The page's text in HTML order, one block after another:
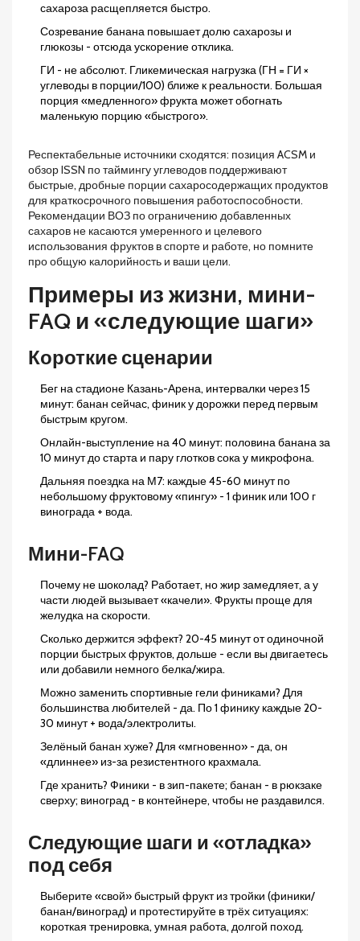
сахароза расщепляется быстро.
Созревание банана повышает долю сахарозы и
глюкозы - отсюда ускорение отклика.
ГИ - не абсолют. Гликемическая нагрузка (ГН = ГИ ×
углеводы в порции/100) ближе к реальности. Большая
порция «медленного» фрукта может обогнать
маленькую порцию «быстрого».
Респектабельные источники сходятся: позиция ACSM и
обзор ISSN по таймингу углеводов поддерживают
быстрые, дробные порции сахаросодержащих продуктов
для краткосрочного повышения работоспособности.
Рекомендации ВОЗ по ограничению добавленных
сахаров не касаются умеренного и целевого
использования фруктов в спорте и работе, но помните
про общую калорийность и ваши цели.
Примеры из жизни, мини-
FAQ и «следующие шаги»
Короткие сценарии
Бег на стадионе Казань-Арена, интервалки через 15
минут: банан сейчас, финик у дорожки перед первым
быстрым кругом.
Онлайн-выступление на 40 минут: половина банана за
10 минут до старта и пару глотков сока у микрофона.
Дальняя поездка на М7: каждые 45-60 минут по
небольшому фруктовому «пингу» - 1 финик или 100 г
винограда + вода.
Мини-FAQ
Почему не шоколад? Работает, но жир замедляет, а у
части людей вызывает «качели». Фрукты проще для
желудка на скорости.
Сколько держится эффект? 20-45 минут от одиночной
порции быстрых фруктов, дольше - если вы двигаетесь
или добавили немного белка/жира.
Можно заменить спортивные гели финиками? Для
большинства любителей - да. По 1 финику каждые 20-
30 минут + вода/электролиты.
Зелёный банан хуже? Для «мгновенно» - да, он
«длиннее» из-за резистентного крахмала.
Где хранить? Финики - в зип-пакете; банан - в рюкзаке
сверху; виноград - в контейнере, чтобы не раздавился.
Следующие шаги и «отладка»
под себя
Выберите «свой» быстрый фрукт из тройки (финики/
банан/виноград) и протестируйте в трёх ситуациях:
короткая тренировка, умная работа, долгой поход.